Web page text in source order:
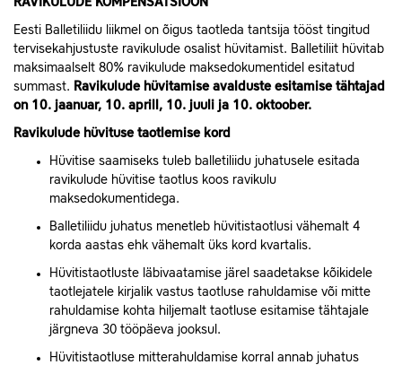
RAVIKULUDE KOMPENSATSIOON
Eesti Balletiliidu liikmel on õigus taotleda tantsija tööst tingitud
tervisekahjustuste ravikulude osalist hüvitamist. Balletiliit hüvitab
maksimaalselt 80% ravikulude maksedokumentidel esitatud
summast. Ravikulude hüvitamise avalduste esitamise tähtajad
on 10. jaanuar, 10. aprill, 10. juuli ja 10. oktoober.
Ravikulude hüvituse taotlemise kord
Hüvitise saamiseks tuleb balletiliidu juhatusele esitada
ravikulude hüvitise taotlus koos ravikulu
maksedokumentidega.
Balletiliidu juhatus menetleb hüvitistaotlusi vähemalt 4
korda aastas ehk vähemalt üks kord kvartalis.
Hüvitistaotluste läbivaatamise järel saadetakse kõikidele
taotlejatele kirjalik vastus taotluse rahuldamise või mitte
rahuldamise kohta hiljemalt taotluse esitamise tähtajale
järgneva 30 tööpäeva jooksul.
Hüvitistaotluse mitterahuldamise korral annab juhatus